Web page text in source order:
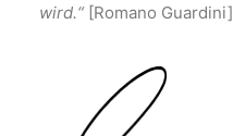
wird.“[Romano Guardini]